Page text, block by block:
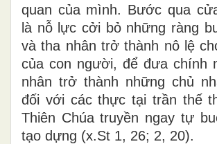
quan của mình. Bước qua
là nỗ lực cởi bỏ những ràng
và tha nhân trở thành nô lệ
của con người, để đưa chính
nhân trở thành những chủ
đối với các thực tại trần thế
Thiên Chúa truyền ngay tự
tạo dựng (x.St 1, 26; 2, 20).